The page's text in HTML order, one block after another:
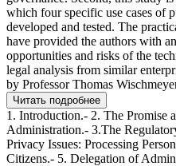
which four specific use cases of
developed and tested. The
have provided the authors with
opportunities and risks of the
legal analysis from similar
by Professor Thomas
Читать подробнее
1. Introduction.- 2. The Promise
Administration.- 3.The
Privacy Issues: Processing
Citizens.- 5. Delegation of